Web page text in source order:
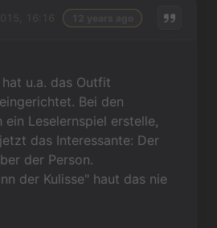
u.a. das Outfit
Bei den
Leselernspiel erstelle,
das Interessante: Der
der Person.
der Kulisse" haut das nie